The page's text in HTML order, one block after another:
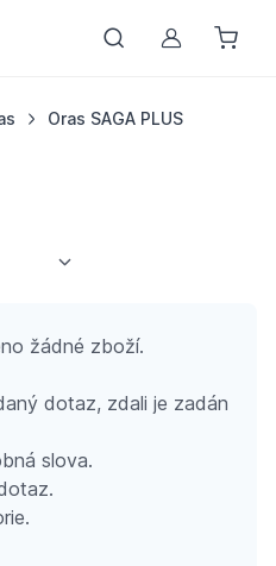
Můj účet
Oras SAGA PLUS
žádné zboží.
dotaz, zdali je zadán
slova.